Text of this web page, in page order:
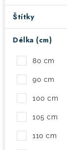
VÝPRODEJ
! Akce !
Moje objednávka
Štítky
Délka (cm)
80 cm
90 cm
100 cm
105 cm
110 cm